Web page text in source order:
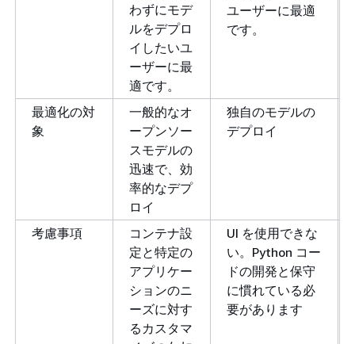
わずにモデ
ルをデプロ
イしたいユ
ーザーに最
適です。
ユーザーに最適
です。
最適化の対
象
一般的なオ
ープンソー
スモデルの
迅速で、効
率的なデプ
ロイ
独自のモデルの
デプロイ
考慮事項
コンテナ設
定と特定の
アプリケー
ションのニ
ーズに対す
るカスタマ
UI を使用できな
い。Python コー
ドの開発と保守
に慣れている必
要があります